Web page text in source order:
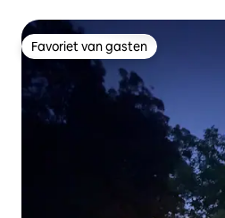
Favoriet van gasten
Favoriet van gasten